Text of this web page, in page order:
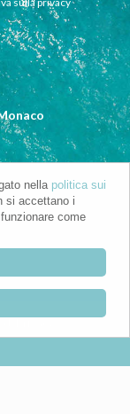
nella politica sui
si accettano i
come